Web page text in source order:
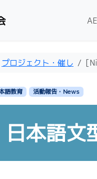
プロジェクト・催し
語教育 活動報告・News
本語文